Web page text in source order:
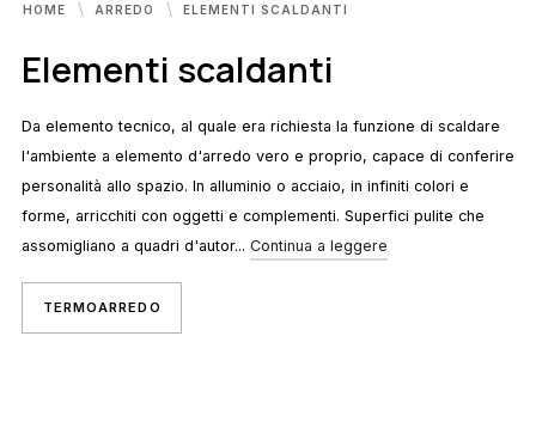
HOME ARREDO ELEMENTI SCALDANTI
Elementi scaldanti
Da elemento tecnico, al quale era richiesta la funzione di scaldare
l'ambiente a elemento d'arredo vero e proprio, capace di conferire
personalità allo spazio. In alluminio o acciaio, in infiniti colori e
forme, arricchiti con oggetti e complementi. Superfici pulite che
assomigliano a quadri d'autor... Continua a leggere
TERMOARREDO